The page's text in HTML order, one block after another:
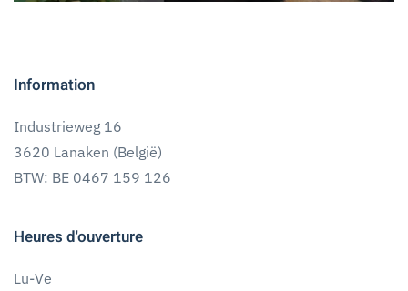
Information
Industrieweg 16
3620 Lanaken (België)
BTW: BE 0467 159 126
Heures d'ouverture
Lu-Ve